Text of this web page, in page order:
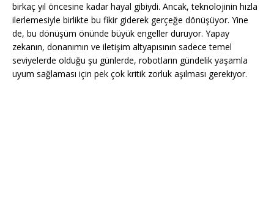
birkaç yıl öncesine kadar hayal gibiydi. Ancak, teknolojinin hızla
ilerlemesiyle birlikte bu fikir giderek gerçeğe dönüşüyor. Yine
de, bu dönüşüm önünde büyük engeller duruyor. Yapay
zekanın, donanımın ve iletişim altyapısının sadece temel
seviyelerde olduğu şu günlerde, robotların gündelik yaşamla
uyum sağlaması için pek çok kritik zorluk aşılması gerekiyor.